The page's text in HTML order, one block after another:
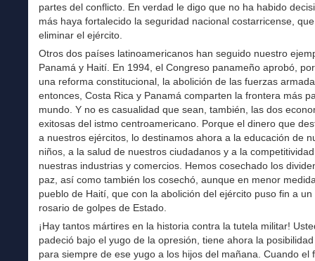
partes del conflicto. En verdad le digo que no ha habido
más haya fortalecido la seguridad nacional costarricense,
eliminar el ejército.
Otros dos países latinoamericanos han seguido nuestro
Panamá y Haití. En 1994, el Congreso panameño aprobó,
una reforma constitucional, la abolición de las fuerzas
entonces, Costa Rica y Panamá comparten la frontera más
mundo. Y no es casualidad que sean, también, las dos
exitosas del istmo centroamericano. Porque el dinero que
a nuestros ejércitos, lo destinamos ahora a la educación de
niños, a la salud de nuestros ciudadanos y a la
nuestras industrias y comercios. Hemos cosechado los
paz, así como también los cosechó, aunque en menor
pueblo de Haití, que con la abolición del ejército puso fin a un
rosario de golpes de Estado.
¡Hay tantos mártires en la historia contra la tutela militar!
padeció bajo el yugo de la opresión, tiene ahora la
para siempre de ese yugo a los hijos del mañana. Cuando el